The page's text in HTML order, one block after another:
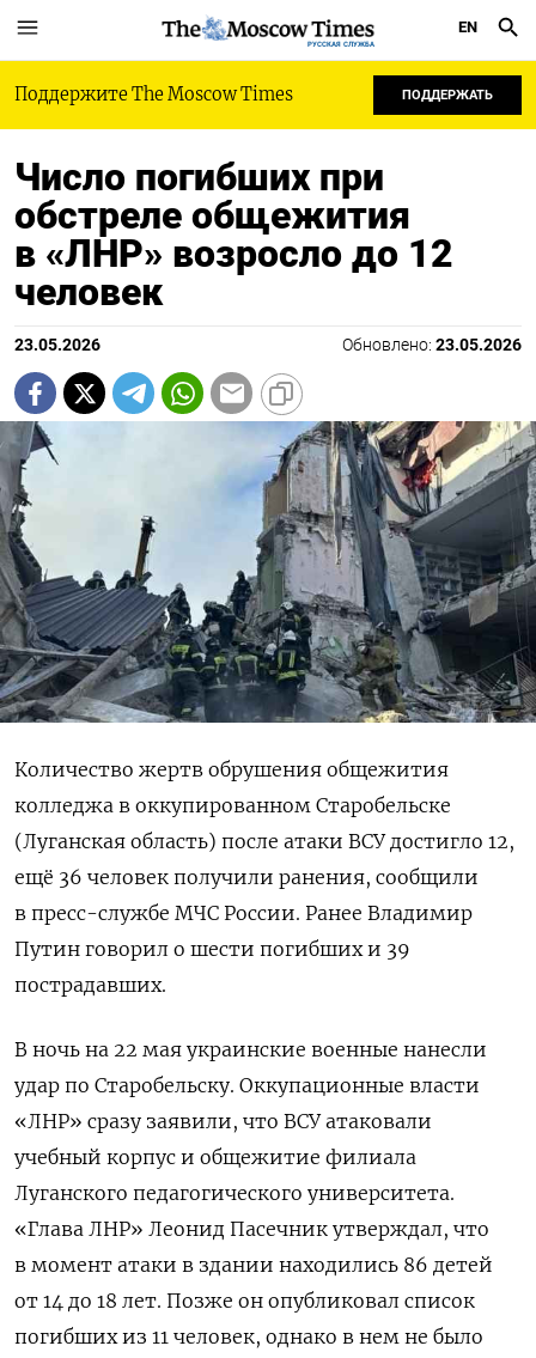
РУССКАЯ СЛУЖБА
EN
Поддержите The Moscow Times ПОДДЕРЖАТЬ
Число погибших при
обстреле общежития
в «ЛНР» возросло до 12
человек
23.05.2026 Обновлено: 23.05.2026
Количество жертв обрушения общежития
колледжа в оккупированном Старобельске
(Луганская область) после атаки ВСУ достигло 12,
ещё 36 человек получили ранения, сообщили
в пресс-службе МЧС России. Ранее Владимир
Путин говорил о шести погибших и 39
пострадавших.
В ночь на 22 мая украинские военные нанесли
удар по Старобельску. Оккупационные власти
«ЛНР» сразу заявили, что ВСУ атаковали
учебный корпус и общежитие филиала
Луганского педагогического университета.
«Глава ЛНР» Леонид Пасечник утверждал, что
в момент атаки в здании находились 86 детей
от 14 до 18 лет. Позже он опубликовал список
погибших из 11 человек, однако в нем не было